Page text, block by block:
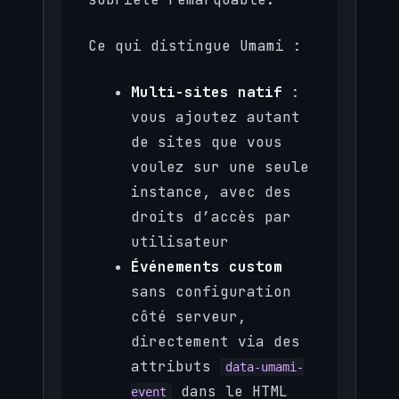
Ce qui distingue Umami :
Multi-sites natif :
vous ajoutez autant
de sites que vous
voulez sur une seule
instance, avec des
droits d’accès par
utilisateur
Événements custom
sans configuration
côté serveur,
directement via des
attributs
data-umami-
event
dans le HTML